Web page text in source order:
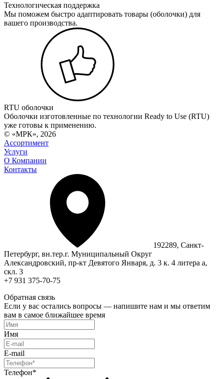
Технологическая поддержка
Мы поможем быстро адаптировать товары (оболочки) для
вашего производства.
RTU оболочки
Оболочки изготовленные по технологии Ready to Use (RTU)
уже готовы к применению.
© «МРК», 2026
Ассортимент
Услуги
О Компании
Контакты
192289, Санкт-
Петербург, вн.тер.г. Муниципальный Округ
Александровский, пр-кт Девятого Января, д. 3 к. 4 литера а,
скл. 3
+7 931 375-70-75
Обратная связь
Если у вас остались вопросы — напишите нам и мы ответим
вам в самое ближайшее время
Имя
E-mail
Телефон*